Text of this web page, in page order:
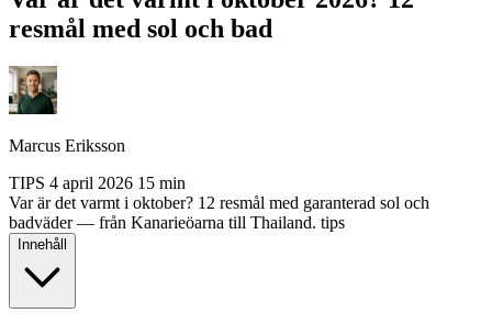
resmål med sol och bad
Marcus Eriksson
TIPS 4 april 2026 15 min
Var är det varmt i oktober? 12 resmål med garanterad sol och
badväder — från Kanarieöarna till Thailand. tips
Innehåll